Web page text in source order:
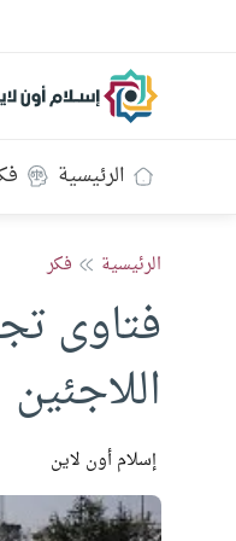
إسلام أون
الرئيسية
الرئيسية فكر
فتاوى
اللاجئين
إسلام أون لاين